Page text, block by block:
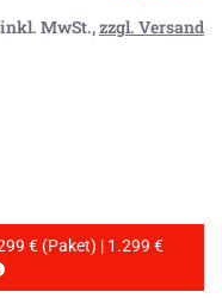
inkl. MwSt.,zzgl. Versand
€ (Paket) | 1.299 €